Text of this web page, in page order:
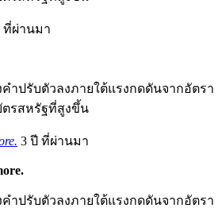
ที่ผ่านมา
ำปรับตัวลงภายใต้แรงกดดันจากอัตรา
รสหรัฐที่สูงขึ้น
3 ปี ที่ผ่านมา
ำปรับตัวลงภายใต้แรงกดดันจากอัตรา